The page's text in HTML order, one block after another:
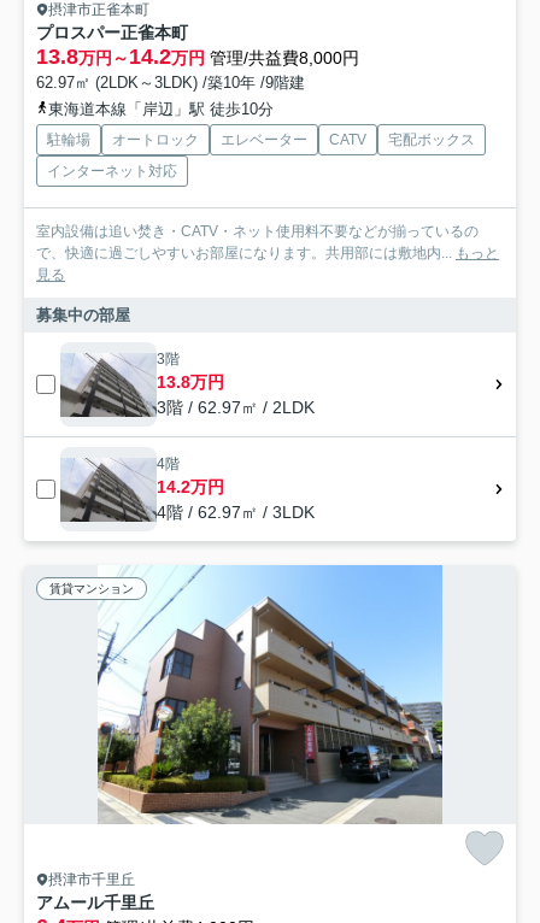
摂津市正雀本町
プロスパー正雀本町
13.8万円～14.2万円 管理/共益費8,000円
62.97㎡ (2LDK～3LDK) /築10年 /9階建
東海道本線「岸辺」駅 徒歩10分
駐輪場 オートロック エレベーター CATV
宅配ボックス
インターネット対応
室内設備は追い焚き・CATV・ネット使用料不要などが揃っているの
で、快適に過ごしやすいお部屋になります。共用部には敷地内... もっと
見る
募集中の部屋
3階
13.8万円
3階 / 62.97㎡ / 2LDK
4階
14.2万円
4階 / 62.97㎡ / 3LDK
賃貸マンション
摂津市千里丘
アムール千里丘